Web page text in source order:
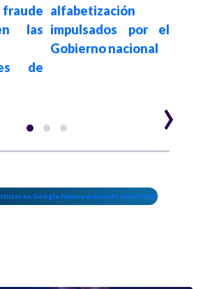
las
de
alfabetización
impulsados por el
Gobierno nacional
›
en Google News y mantente conectado